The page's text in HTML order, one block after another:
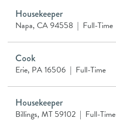
Housekeeper
Napa, CA 94558 | Full-Time
Cook
Erie, PA 16506 | Full-Time
Housekeeper
Billings, MT 59102 | Full-Time